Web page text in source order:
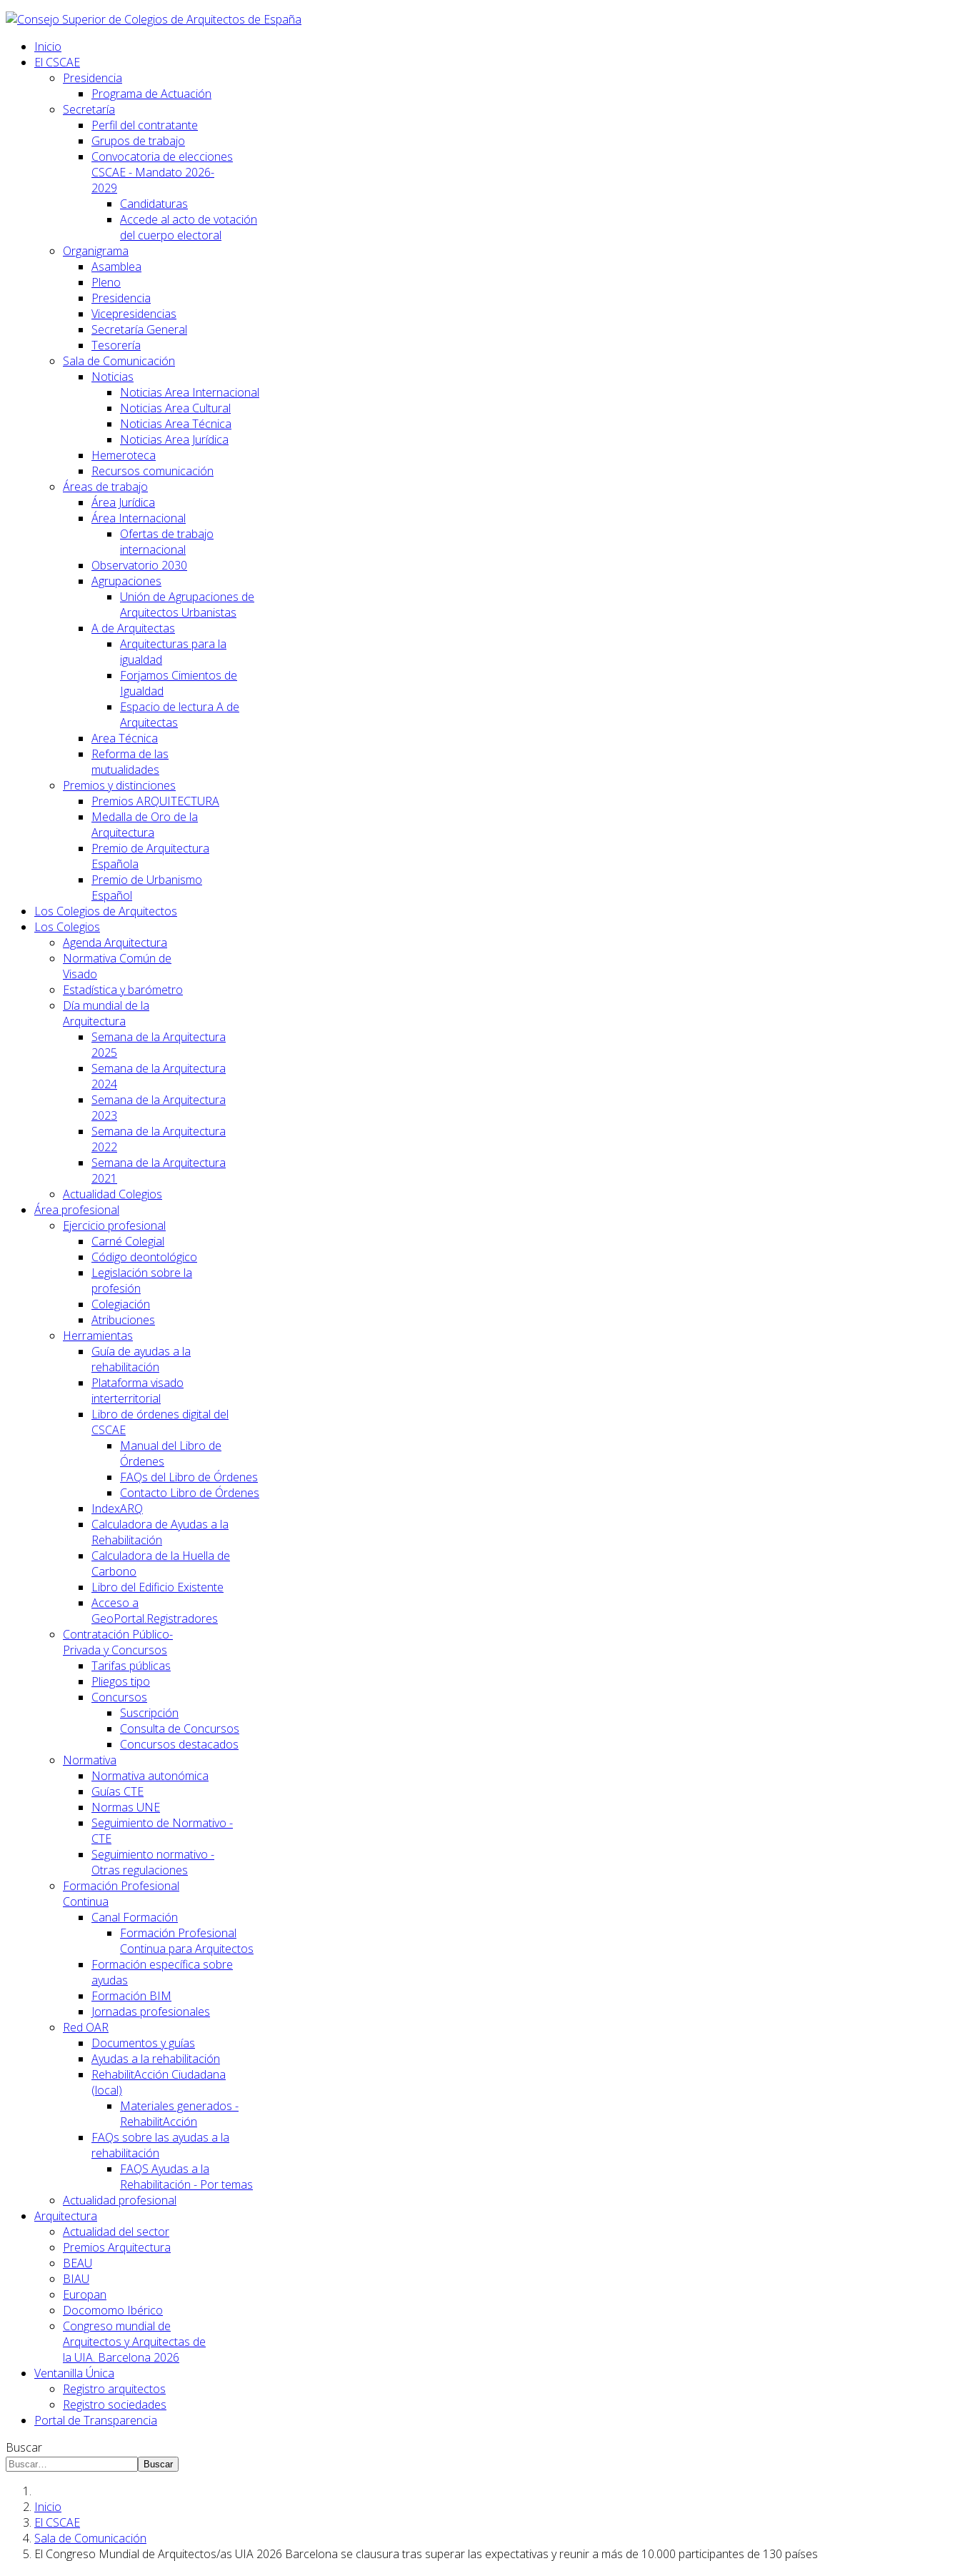
Inicio
El CSCAE
Presidencia
Programa de Actuación
Secretaría
Perfil del contratante
Grupos de trabajo
Convocatoria de elecciones
CSCAE - Mandato 2026-
2029
Candidaturas
Accede al acto de votación
del cuerpo electoral
Organigrama
Asamblea
Pleno
Presidencia
Vicepresidencias
Secretaría General
Tesorería
Sala de Comunicación
Noticias
Noticias Area Internacional
Noticias Area Cultural
Noticias Area Técnica
Noticias Area Jurídica
Hemeroteca
Recursos comunicación
Áreas de trabajo
Área Jurídica
Área Internacional
Ofertas de trabajo
internacional
Observatorio 2030
Agrupaciones
Unión de Agrupaciones de
Arquitectos Urbanistas
A de Arquitectas
Arquitecturas para la
igualdad
Forjamos Cimientos de
Igualdad
Espacio de lectura A de
Arquitectas
Area Técnica
Reforma de las
mutualidades
Premios y distinciones
Premios ARQUITECTURA
Medalla de Oro de la
Arquitectura
Premio de Arquitectura
Española
Premio de Urbanismo
Español
Los Colegios de Arquitectos
Los Colegios
Agenda Arquitectura
Normativa Común de
Visado
Estadística y barómetro
Día mundial de la
Arquitectura
Semana de la Arquitectura
2025
Semana de la Arquitectura
2024
Semana de la Arquitectura
2023
Semana de la Arquitectura
2022
Semana de la Arquitectura
2021
Actualidad Colegios
Área profesional
Ejercicio profesional
Carné Colegial
Código deontológico
Legislación sobre la
profesión
Colegiación
Atribuciones
Herramientas
Guía de ayudas a la
rehabilitación
Plataforma visado
interterritorial
Libro de órdenes digital del
CSCAE
Manual del Libro de
Órdenes
FAQs del Libro de Órdenes
Contacto Libro de Órdenes
IndexARQ
Calculadora de Ayudas a la
Rehabilitación
Calculadora de la Huella de
Carbono
Libro del Edificio Existente
Acceso a
GeoPortal.Registradores
Contratación Público-
Privada y Concursos
Tarifas públicas
Pliegos tipo
Concursos
Suscripción
Consulta de Concursos
Concursos destacados
Normativa
Normativa autonómica
Guías CTE
Normas UNE
Seguimiento de Normativo -
CTE
Seguimiento normativo -
Otras regulaciones
Formación Profesional
Continua
Canal Formación
Formación Profesional
Continua para Arquitectos
Formación específica sobre
ayudas
Formación BIM
Jornadas profesionales
Red OAR
Documentos y guías
Ayudas a la rehabilitación
RehabilitAcción Ciudadana
(local)
Materiales generados -
RehabilitAcción
FAQs sobre las ayudas a la
rehabilitación
FAQS Ayudas a la
Rehabilitación - Por temas
Actualidad profesional
Arquitectura
Actualidad del sector
Premios Arquitectura
BEAU
BIAU
Europan
Docomomo Ibérico
Congreso mundial de
Arquitectos y Arquitectas de
la UIA. Barcelona 2026
Ventanilla Única
Registro arquitectos
Registro sociedades
Portal de Transparencia
Buscar
Buscar
Inicio
El CSCAE
Sala de Comunicación
El Congreso Mundial de Arquitectos/as UIA 2026 Barcelona se clausura tras superar las expectativas y reunir a más de 10.000 participantes de 130 países